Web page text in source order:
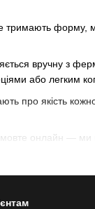
форму,
вручну з
або легким
про якість
онлайн —